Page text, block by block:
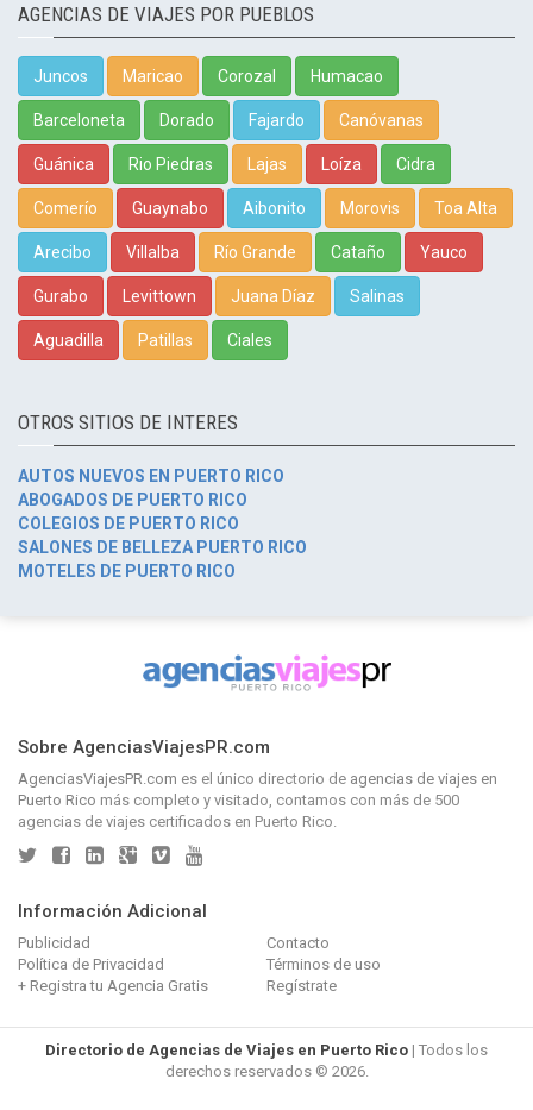
AGENCIAS DE VIAJES POR PUEBLOS
Juncos Maricao Corozal Humacao
Barceloneta Dorado Fajardo Canóvanas
Guánica Rio Piedras Lajas Loíza Cidra
Comerío Guaynabo Aibonito Morovis Toa Alta
Arecibo Villalba Río Grande Cataño Yauco
Gurabo Levittown Juana Díaz Salinas
Aguadilla Patillas Ciales
OTROS SITIOS DE INTERES
AUTOS NUEVOS EN PUERTO RICO
ABOGADOS DE PUERTO RICO
COLEGIOS DE PUERTO RICO
SALONES DE BELLEZA PUERTO RICO
MOTELES DE PUERTO RICO
Sobre AgenciasViajesPR.com
AgenciasViajesPR.com es el único directorio de agencias de viajes en
Puerto Rico más completo y visitado, contamos con más de 500
agencias de viajes certificados en Puerto Rico.
Información Adicional
Publicidad
Contacto
Política de Privacidad
Términos de uso
+ Registra tu Agencia Gratis
Regístrate
Directorio de Agencias de Viajes en Puerto Rico | Todos los
derechos reservados © 2026.